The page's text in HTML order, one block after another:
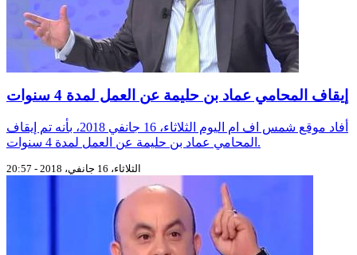
إيقاف المحامي عماد بن حليمة عن العمل لمدة 4 سنوات
أفاد موقع شمس اف ام اليوم الثلاثاء، 16 جانفي 2018، بأنه تم إيقاف
المحامي عماد بن حليمة عن العمل لمدة 4 سنوات.
الثلاثاء، 16 جانفي، 2018 - 20:57